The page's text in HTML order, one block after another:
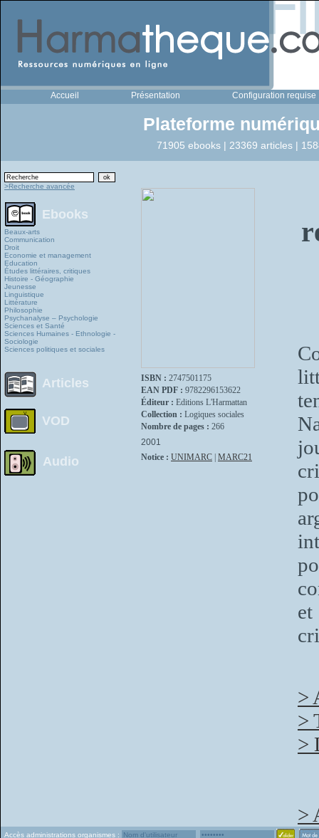
Accueil Présentation Configuration requise
Plateforme
71905 ebooks | 23369 articles |
>Recherche avancée
Ebooks
Beaux-arts
Communication
Droit
Economie et management
Education
Études littéraires, critiques
Histoire - Géographie
Jeunesse
Linguistique
Littérature
Philosophie
Psychanalyse – Psychologie
Sciences et Santé
Sciences Humaines - Ethnologie -
Sociologie
Sciences politiques et sociales
Articles
VOD
Audio
ISBN : 2747501175
EAN PDF : 9782296153622
Éditeur : Editions L'Harmattan
Collection : Logiques sociales
Nombre de pages : 266
2001
Notice : UNIMARC MARC21
>
>
>
>
Accès administrations organismes :